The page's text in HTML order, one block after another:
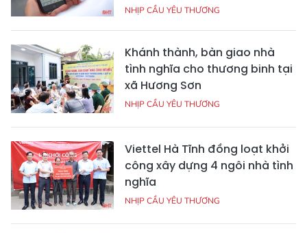
NHỊP CẦU YÊU THƯƠNG
Khánh thành, bàn giao nhà
tình nghĩa cho thương binh tại
xã Hương Sơn
NHỊP CẦU YÊU THƯƠNG
Viettel Hà Tĩnh đồng loạt khởi
công xây dựng 4 ngôi nhà tình
nghĩa
NHỊP CẦU YÊU THƯƠNG